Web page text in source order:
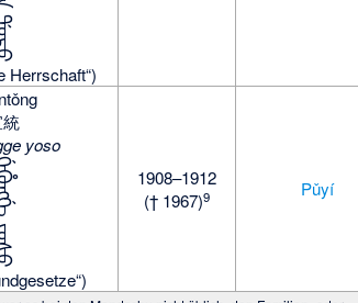
Herrschaft“)
yoso
ᠶᠣᠰᠣ
1908–1912
(† 1967)9 Pǔyí